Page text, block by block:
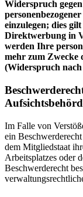
Widerspruch
einzulegen; dies
Direktwerbung in
werden Ihre
mehr zum Zwecke
(Widerspruch
Im Falle von
ein
dem Mitgliedstaat
Arbeitsplatzes oder
Beschwerderecht